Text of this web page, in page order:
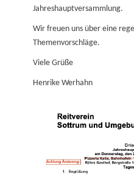
Jahreshauptversammlung.
Wir freuen uns über eine
Themenvorschläge.
Viele Grüße
Henrike Werhahn